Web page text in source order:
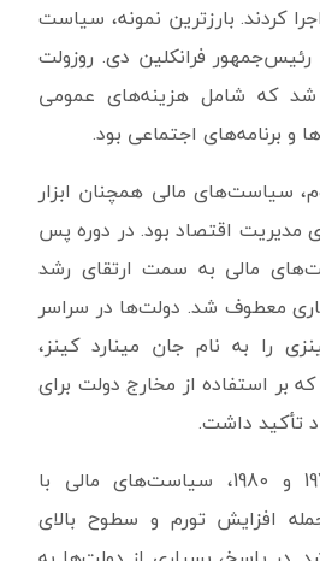
کردند. بارزترین نمونه، سیاست
فرانکلین دی. روزولت
شد که شامل هزینه‌های عمومی
و برنامه‌های اجتماعی بود.
سیاست‌های مالی همچنان ابزار
مدیریت اقتصاد بود. در دوره پس
مالی به سمت ارتقای رشد
معطوف شد. دولت‌ها در سراسر
را به نام جان مینارد کینز،
که بر استفاده از مخارج دولت برای
تأکید داشت.
در طول دهه‌های 1970 و 1980، سیاست‌های مالی با
افزایش تورم و سطوح بالای